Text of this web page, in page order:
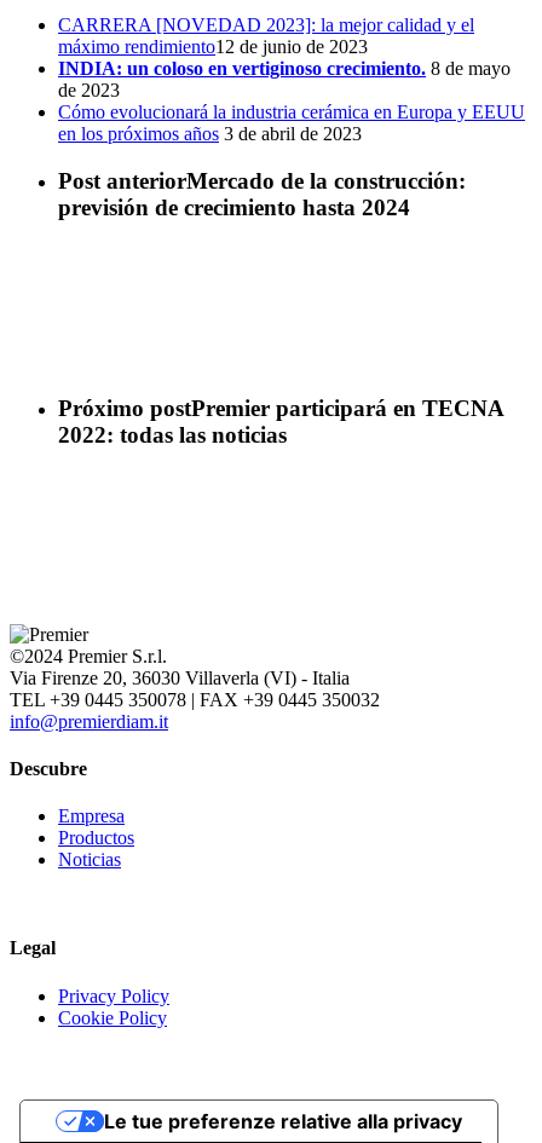
CARRERA [NOVEDAD 2023]: la mejor calidad y el
máximo rendimiento12 de junio de 2023
INDIA: un coloso en vertiginoso crecimiento. 8 de mayo
de 2023
Cómo evolucionará la industria cerámica en Europa y EEUU
en los próximos años 3 de abril de 2023
Post anteriorMercado de la construcción:
previsión de crecimiento hasta 2024
Próximo postPremier participará en TECNA
2022: todas las noticias
©2024 Premier S.r.l.
Via Firenze 20, 36030 Villaverla (VI) - Italia
TEL +39 0445 350078 | FAX +39 0445 350032
info@premierdiam.it
Descubre
Empresa
Productos
Noticias
Legal
Privacy Policy
Cookie Policy
Le tue preferenze relative alla privacy